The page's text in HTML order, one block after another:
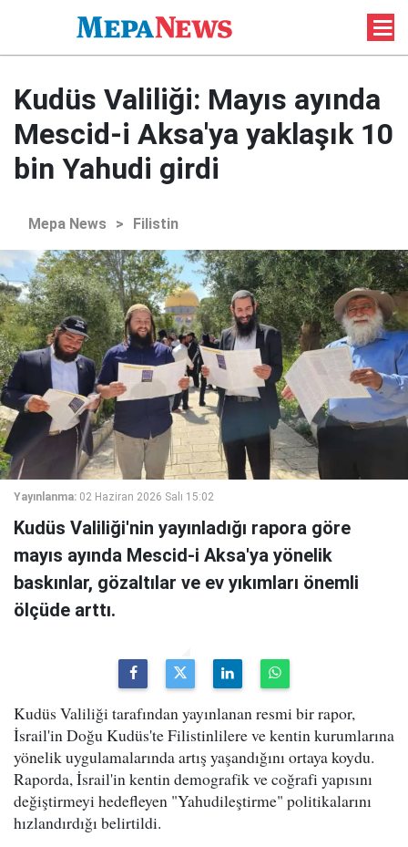
Kudüs Valiliği: Mayıs ayında
Mescid-i Aksa'ya yaklaşık 10
bin Yahudi girdi
Mepa News > Filistin
Yayınlanma: 02 Haziran 2026 Salı 15:02
Kudüs Valiliği'nin yayınladığı rapora göre
mayıs ayında Mescid-i Aksa'ya yönelik
baskınlar, gözaltılar ve ev yıkımları önemli
ölçüde arttı.
Kudüs Valiliği tarafından yayınlanan resmi bir rapor,
İsrail'in Doğu Kudüs'te Filistinlilere ve kentin kurumlarına
yönelik uygulamalarında artış yaşandığını ortaya koydu.
Raporda, İsrail'in kentin demografik ve coğrafi yapısını
değiştirmeyi hedefleyen "Yahudileştirme" politikalarını
hızlandırdığı belirtildi.